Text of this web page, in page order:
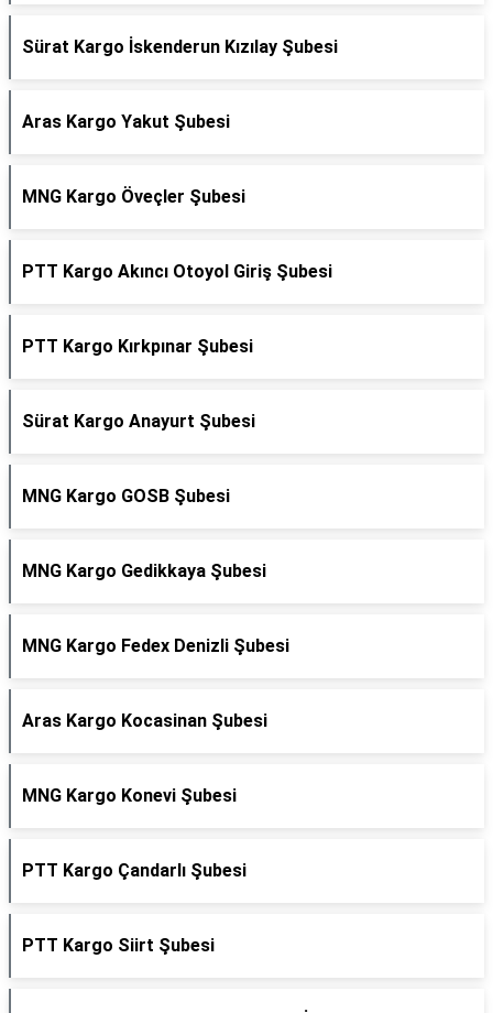
Sürat Kargo İskenderun Kızılay Şubesi
Aras Kargo Yakut Şubesi
MNG Kargo Öveçler Şubesi
PTT Kargo Akıncı Otoyol Giriş Şubesi
PTT Kargo Kırkpınar Şubesi
Sürat Kargo Anayurt Şubesi
MNG Kargo GOSB Şubesi
MNG Kargo Gedikkaya Şubesi
MNG Kargo Fedex Denizli Şubesi
Aras Kargo Kocasinan Şubesi
MNG Kargo Konevi Şubesi
PTT Kargo Çandarlı Şubesi
PTT Kargo Siirt Şubesi